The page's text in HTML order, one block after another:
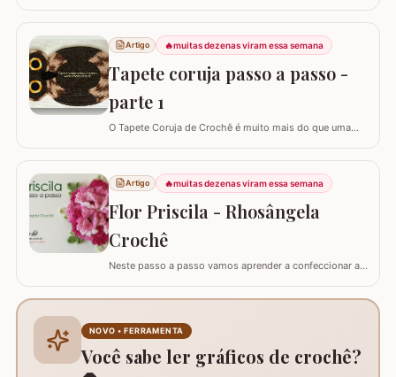
Artigo 🔥muitas dezenas viram essa semana
Tapete coruja passo a passo -
parte 1
O Tapete Coruja de Crochê é muito mais do que uma
sabedoria com a delicadeza do feito à mão. Embora a
coruja real consiga girar o pescoço em 270°, a nossa
versão em crochê é ainda mais versátil: podemos criá-
la em todas as cores e estilos,…
Artigo 🔥muitas dezenas viram essa semana
Flor Priscila - Rhosângela
Crochê
Neste passo a passo vamos aprender a confeccionar a
conhecer, curtir e adquirir os trabalhos desta artesã
deixem de se inscrever em seu canal no YouTube –&gt;
AQUI. Já temos disponível aqui no blog…
NOVO • FERRAMENTA
Você sabe ler gráficos de crochê?